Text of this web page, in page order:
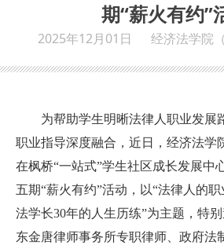
期“薪火有约”
2025年12月01日 经济法学院
为帮助学生明晰法律人职业发展
职业指导深度融合，近日，经济法学
在枫桥“一站式”学生社区成长发展中
五期“薪火有约”活动，以“法律人的
法学长30年的人生历练”为主题，特
东金唐律师事务所专职律师、政府法